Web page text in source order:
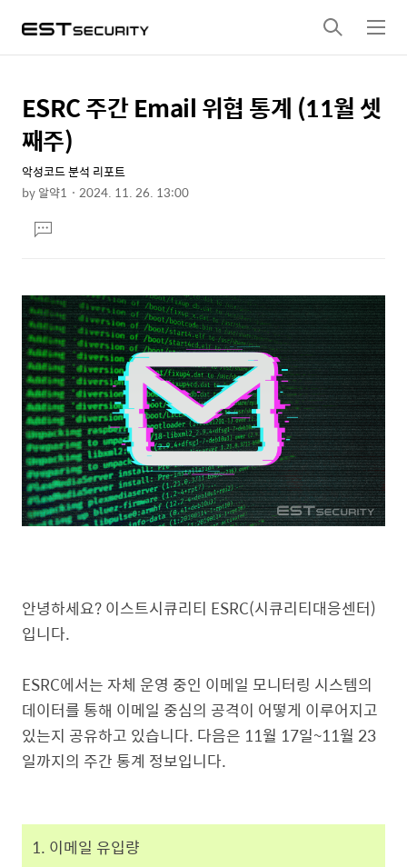
검
색
메
뉴
상
세
컨
텐
본
문
제
목
ESRC 주간 Email 위협 통계 (11월 셋
째주)
악성코드 분석 리포트
by알약1 2024. 11. 26. 13:00
문댓
글
안녕하세요? 이스트시큐리티 ESRC(시큐리티대응센터)
입니다.
ESRC에서는 자체 운영 중인 이메일 모니터링 시스템의
데이터를 통해 이메일 중심의 공격이 어떻게 이루어지고
있는지 공유하고 있습니다. 다음은 11월 17일~11월 23
일까지의 주간 통계 정보입니다.
1. 이메일 유입량